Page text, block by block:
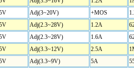
Adj(3~20V) +MOS
Adj(2.3~28V) 1.2A
Adj(2.3~28V) 1.6A
Adj(3.3~12V) 2.5A
Adj(3.3~9V) 5A